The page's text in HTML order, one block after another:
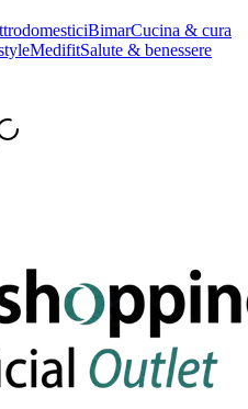
BimarCucina & cura
MedifitSalute & benessere